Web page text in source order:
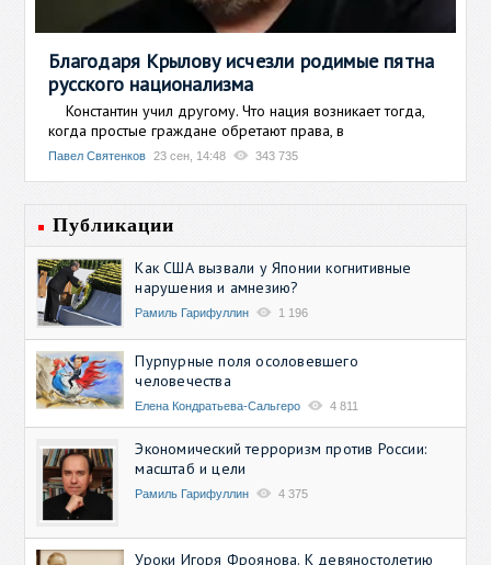
Благодаря Крылову исчезли родимые пятна
русского национализма
Константин учил другому. Что нация возникает тогда,
когда простые граждане обретают права, в
Павел Святенков 23 сен, 14:48 343 735
Публикации
Как США вызвали у Японии когнитивные
нарушения и амнезию?
Рамиль Гарифуллин 1 196
Пурпурные поля осоловевшего
человечества
Елена Кондратьева-Сальгеро 4 811
Экономический терроризм против России:
масштаб и цели
Рамиль Гарифуллин 4 375
Уроки Игоря Фроянова. К девяностолетию